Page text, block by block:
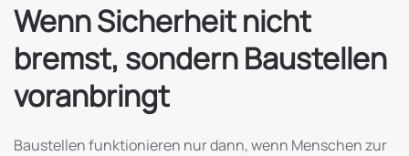
Wenn Sicherheit nicht
bremst, sondern Baustellen
voranbringt
Baustellen funktionieren nur dann, wenn Menschen zur